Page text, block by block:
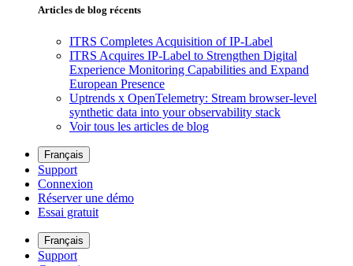
Articles de blog récents
ITRS Completes Acquisition of IP-Label
ITRS Acquires IP-Label to Strengthen Digital
Experience Monitoring Capabilities and Expand
European Presence
Uptrends x OpenTelemetry: Stream browser-level
synthetic data into your observability stack
Voir tous les articles de blog
Français
Support
Connexion
Réserver une démo
Essai gratuit
Français
Support